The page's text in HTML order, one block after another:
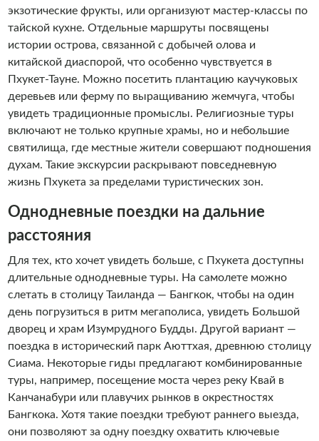
экзотические фрукты, или организуют мастер-классы по
тайской кухне. Отдельные маршруты посвящены
истории острова, связанной с добычей олова и
китайской диаспорой, что особенно чувствуется в
Пхукет-Тауне. Можно посетить плантацию каучуковых
деревьев или ферму по выращиванию жемчуга, чтобы
увидеть традиционные промыслы. Религиозные туры
включают не только крупные храмы, но и небольшие
святилища, где местные жители совершают подношения
духам. Такие экскурсии раскрывают повседневную
жизнь Пхукета за пределами туристических зон.
Однодневные поездки на дальние
расстояния
Для тех, кто хочет увидеть больше, с Пхукета доступны
длительные однодневные туры. На самолете можно
слетать в столицу Таиланда — Бангкок, чтобы на один
день погрузиться в ритм мегаполиса, увидеть Большой
дворец и храм Изумрудного Будды. Другой вариант —
поездка в исторический парк Аюттхая, древнюю столицу
Сиама. Некоторые гиды предлагают комбинированные
туры, например, посещение моста через реку Квай в
Канчанабури или плавучих рынков в окрестностях
Бангкока. Хотя такие поездки требуют раннего выезда,
они позволяют за одну поездку охватить ключевые